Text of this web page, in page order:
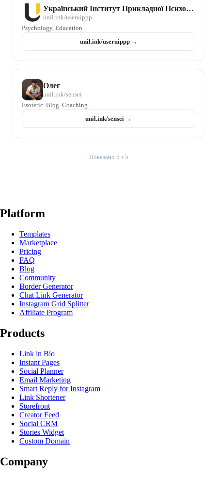
Український Інститут Прикладної Психології та Психотерапії
unil.ink/useruippp
Psychology, Education
unil.ink/useruippp→
Олег
unil.ink/sensei
Esoteric. Blog. Coaching.
unil.ink/sensei →
Показано 5 з 5
Platform
Templates
Marketplace
Pricing
FAQ
Blog
Community
Border Generator
Chat Link Generator
Instagram Grid Splitter
Affiliate Program
Products
Link in Bio
Instant Pages
Social Planner
Email Marketing
Smart Reply for Instagram
Link Shortener
Storefront
Creator Feed
Social CRM
Stories Widget
Custom Domain
Company